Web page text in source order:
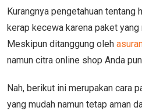
Kurangnya pengetahuan tentang
kerap kecewa karena paket
Meskipun ditanggung oleh
namun citra online shop Anda
Nah, berikut ini merupakan cara
yang mudah namun tetap aman